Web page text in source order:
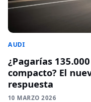
AUDI
¿Pagarías
compacto? El
respuesta
10 MARZO 2026